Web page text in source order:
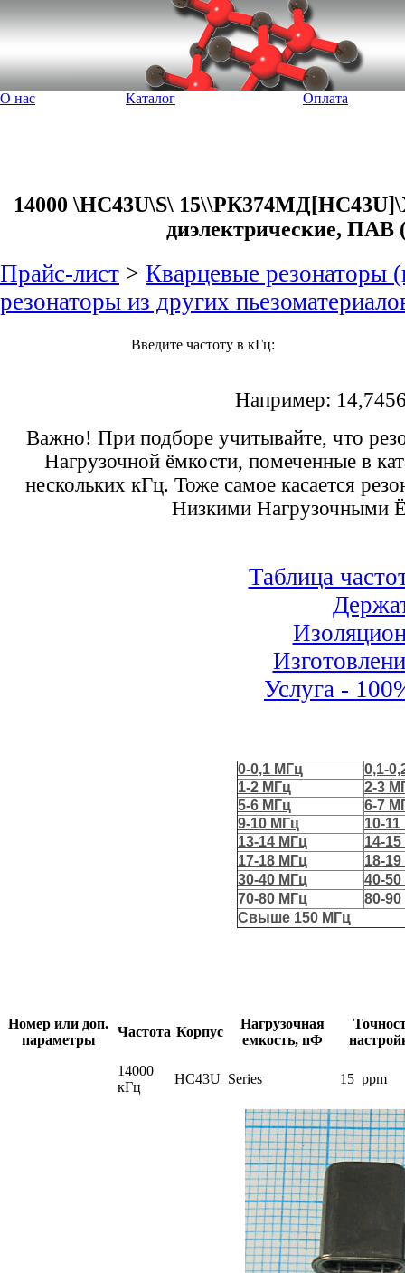
О нас Каталог Оплата
14000 \HC43U\S\
диэлектрические, ПАВ
Прайс-лист > Кварцевые резонаторы
резонаторы из других
Введите частоту в кГц:
Например:
Важно! При подборе учитывайте, что
Нагрузочной ёмкости, помеченные в
нескольких кГц. Тоже самое касается
Низкими Нагрузочными
Таблица
Услуга -
0-0,1 МГц
0,1-
1-2 МГц
2-3
5-6 МГц
6-7
9-10 МГц
10-
13-14 МГц
14-
17-18 МГц
18-
30-40 МГц
40-
70-80 МГц
80-
Свыше 150 МГц
Номер или доп.
параметры
Частота Корпус
Нагрузочная
емкость, пФ
14000
кГц
HC43U Series 15 ppm